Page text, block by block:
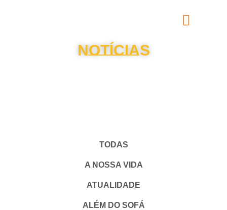
NOTÍCIAS
TODAS
A NOSSA VIDA
ATUALIDADE
ALÉM DO SOFÁ